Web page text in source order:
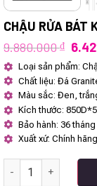
CHẬU RỬA BÁT
9.880.000₫ Giá
gốc
là:
Loại sản phẩm:
Chất liệu: Đá
Màu sắc: Đen,
Kích thước:
Bảo hành: 36 tháng
Xuất xứ: Chính hãng
Chậu rửa bát KAFF